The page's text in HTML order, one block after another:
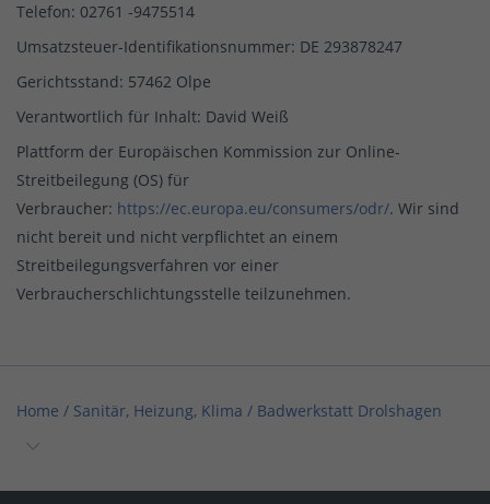
Telefon: 02761 -9475514
Umsatzsteuer-Identifikationsnummer: DE 293878247
Gerichtsstand: 57462 Olpe
Verantwortlich für Inhalt: David Weiß
Plattform der Europäischen Kommission zur Online-
Streitbeilegung (OS) für
Verbraucher: https://ec.europa.eu/consumers/odr/. Wir sind
nicht bereit und nicht verpflichtet an einem
Streitbeilegungsverfahren vor einer
Verbraucherschlichtungsstelle teilzunehmen.
Home / Sanitär, Heizung, Klima / Badwerkstatt Drolshagen
Home / Sanitär, Heizung, Klima / Bad & Sanitär /